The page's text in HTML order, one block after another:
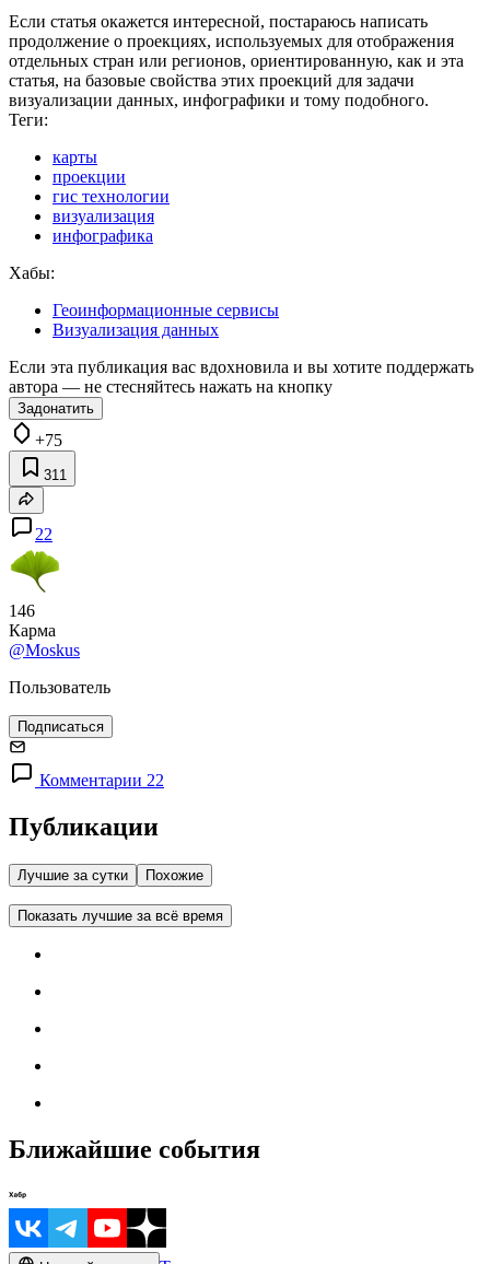
Если статья окажется интересной, постараюсь написать
продолжение о проекциях, используемых для отображения
отдельных стран или регионов, ориентированную, как и эта
статья, на базовые свойства этих проекций для задачи
визуализации данных, инфографики и тому подобного.
Теги:
карты
проекции
гис технологии
визуализация
инфографика
Хабы:
Геоинформационные сервисы
Визуализация данных
Если эта публикация вас вдохновила и вы хотите поддержать
автора — не стесняйтесь нажать на кнопку
Задонатить
+75
311
22
146
Карма
@Moskus
Пользователь
Подписаться
Комментарии 22
Публикации
Лучшие за сутки Похожие
Показать лучшие за всё время
Ближайшие события